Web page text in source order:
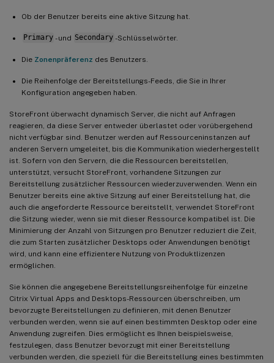
Ob der Benutzer bereits eine aktive Sitzung hat.
Primary - und Secondary -Schlüsselwörter.
Die Zonenpräferenz des Benutzers.
Die Reihenfolge der Bereitstellungs-Feeds, die Sie in Ihrer
Konfiguration angegeben haben.
StoreFront überwacht dynamisch Server, die nicht auf Anfragen
reagieren, da diese Server entweder überlastet oder vorübergehend
nicht verfügbar sind. Benutzer werden auf Ressourceninstanzen auf
anderen Servern umgeleitet, bis die Kommunikation wiederhergestellt
ist. Sofern von den Servern, die die Ressourcen bereitstellen,
unterstützt, versucht StoreFront, vorhandene Sitzungen zur
Bereitstellung zusätzlicher Ressourcen wiederzuverwenden. Wenn ein
Benutzer bereits eine aktive Sitzung auf einer Bereitstellung hat, die
auch die angeforderte Ressource bereitstellt, verwendet StoreFront
die Sitzung wieder, wenn sie mit dieser Ressource kompatibel ist. Die
Minimierung der Anzahl von Sitzungen pro Benutzer reduziert die Zeit,
die zum Starten zusätzlicher Desktops oder Anwendungen benötigt
wird, und kann eine effizientere Nutzung von Produktlizenzen
ermöglichen.
Sie können die angegebene Bereitstellungsreihenfolge für einzelne
Citrix Virtual Apps and Desktops-Ressourcen überschreiben, um
bevorzugte Bereitstellungen zu definieren, mit denen Benutzer
verbunden werden, wenn sie auf einen bestimmten Desktop oder eine
Anwendung zugreifen. Dies ermöglicht es Ihnen beispielsweise,
festzulegen, dass Benutzer bevorzugt mit einer Bereitstellung
verbunden werden, die speziell für die Bereitstellung eines bestimmten